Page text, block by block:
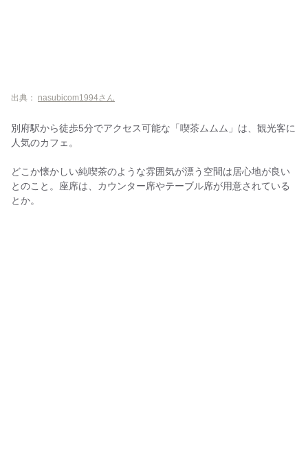
出典： nasubicom1994さん
別府駅から徒歩5分でアクセス可能な「喫茶ムムム」は、観光客に
人気のカフェ。
どこか懐かしい純喫茶のような雰囲気が漂う空間は居心地が良い
とのこと。座席は、カウンター席やテーブル席が用意されている
とか。